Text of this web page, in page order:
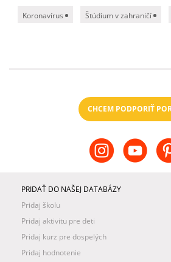
Koronavírus Štúdium v zahraničí
CHCEM PODPORIŤ
PRIDAŤ DO NAŠEJ DATABÁZY
Pridaj školu
Pridaj aktivitu pre deti
Pridaj kurz pre dospelých
Pridaj hodnotenie